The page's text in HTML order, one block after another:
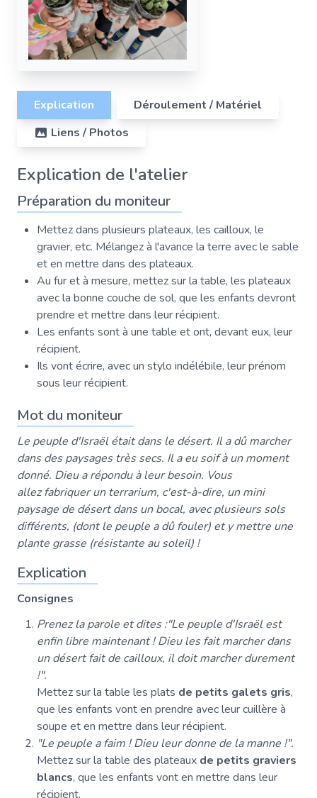
Explication
Déroulement / Matériel
Liens / Photos
Explication de l'atelier
Préparation du moniteur
Mettez dans plusieurs plateaux, les cailloux, le
gravier, etc. Mélangez à l'avance la terre avec le sable
et en mettre dans des plateaux.
Au fur et à mesure, mettez sur la table, les plateaux
avec la bonne couche de sol, que les enfants devront
prendre et mettre dans leur récipient.
Les enfants sont à une table et ont, devant eux, leur
récipient.
Ils vont écrire, avec un stylo indélébile, leur prénom
sous leur récipient.
Mot du moniteur
Le peuple d'Israël était dans le désert. Il a dû marcher
dans des paysages très secs. Il a eu soif à un moment
donné. Dieu a répondu à leur besoin. Vous
allez fabriquer un terrarium, c'est-à-dire, un mini
paysage de désert dans un bocal, avec plusieurs sols
différents, (dont le peuple a dû fouler) et y mettre une
plante grasse (résistante au soleil) !
Explication
Consignes
Prenez la parole et dites :"Le peuple d'Israël est
enfin libre maintenant ! Dieu les fait marcher dans
un désert fait de cailloux, il doit marcher durement
!".
Mettez sur la table les plats de petits galets gris,
que les enfants vont en prendre avec leur cuillère à
soupe et en mettre dans leur récipient.
"Le peuple a faim ! Dieu leur donne de la manne !".
Mettez sur la table des plateaux de petits graviers
blancs, que les enfants vont en mettre dans leur
récipient.